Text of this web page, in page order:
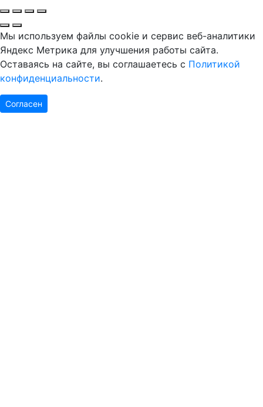
Мы используем файлы cookie и сервис веб-аналитики
Яндекс Метрика для улучшения работы сайта.
Оставаясь на сайте, вы соглашаетесь с Политикой
конфиденциальности.
Согласен